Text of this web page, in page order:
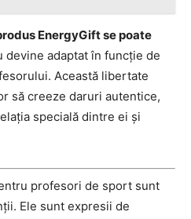
EnergyGift se poate
devine adaptat în funcție de
Această libertate
să creeze daruri autentice,
specială dintre ei și
profesori de sport sunt
Ele sunt expresii de